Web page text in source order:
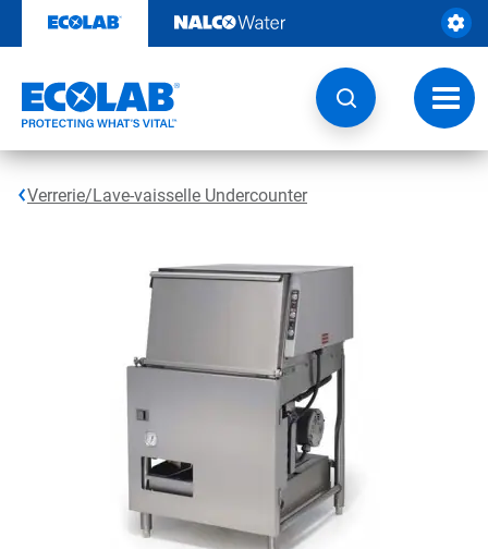
contenu​​​​​​​
à
Verrerie/Lave-vaisselle Undercounter